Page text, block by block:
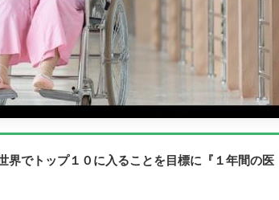
界でトップ１０に入ることを目標に『１年間の医